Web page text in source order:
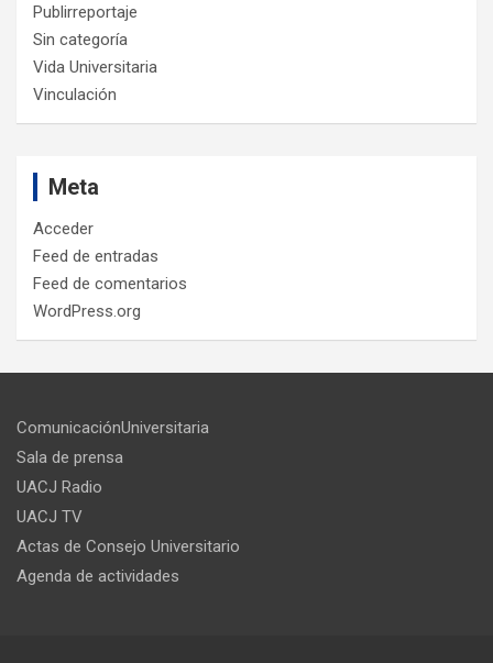
Publirreportaje
Sin categoría
Vida Universitaria
Vinculación
Meta
Acceder
Feed de entradas
Feed de comentarios
WordPress.org
ComunicaciónUniversitaria
Sala de prensa
UACJ Radio
UACJ TV
Actas de Consejo Universitario
Agenda de actividades